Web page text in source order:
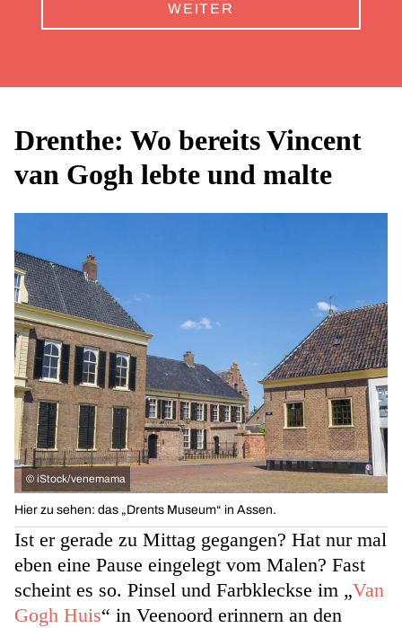
WEITER
Drenthe: Wo bereits Vincent
van Gogh lebte und malte
© iStock/venemama
Hier zu sehen: das „Drents Museum“ in Assen.
Ist er gerade zu Mittag gegangen? Hat nur mal
eben eine Pause eingelegt vom Malen? Fast
scheint es so. Pinsel und Farbkleckse im „Van
Gogh Huis“ in Veenoord erinnern an den